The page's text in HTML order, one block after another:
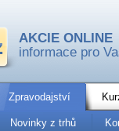
AKCIE ONLINE
informace pro
Zpravodajství
Novinky z trhů